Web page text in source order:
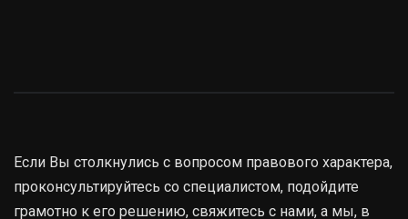
Если Вы столкнулись с вопросом правового характера,
проконсультируйтесь со специалистом, подойдите
грамотно к его решению, свяжитесь с нами, а мы, в